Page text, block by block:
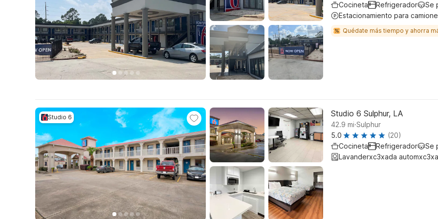
Cocineta Refrigerador
Se
Estacionamiento para
Quédate más tiempo y ahorra
Studio 6 Studio 6 Sulphur, LA
42.9 mi.Sulphur
5.0
(20)
Cocineta
Refrigerador
Se
Lavanderxc3xada